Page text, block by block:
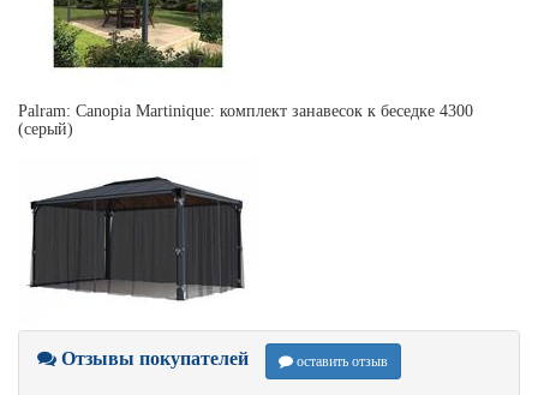
Palram: Canopia Martinique: комплект занавесок к беседке 4300
(серый)
Отзывы покупателей оставить отзыв